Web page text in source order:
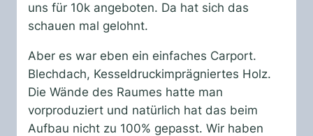
uns für 10k angeboten. Da hat sich das
schauen mal gelohnt.
Aber es war eben ein einfaches Carport.
Blechdach, Kesseldruckimprägniertes Holz.
Die Wände des Raumes hatte man
vorproduziert und natürlich hat das beim
Aufbau nicht zu 100% gepasst. Wir haben